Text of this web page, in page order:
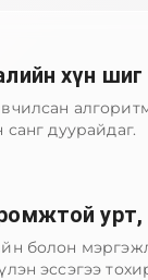
хүн
санг дуурайдаг.
урт,
болон
эссэгээ